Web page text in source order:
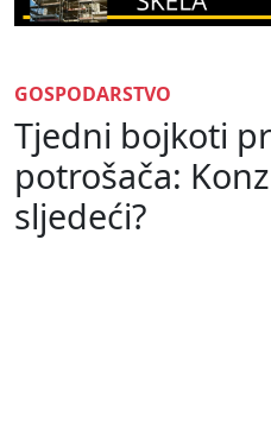
GOSPODARSTVO
Tjedni bojkoti
potrošača:
sljedeći?